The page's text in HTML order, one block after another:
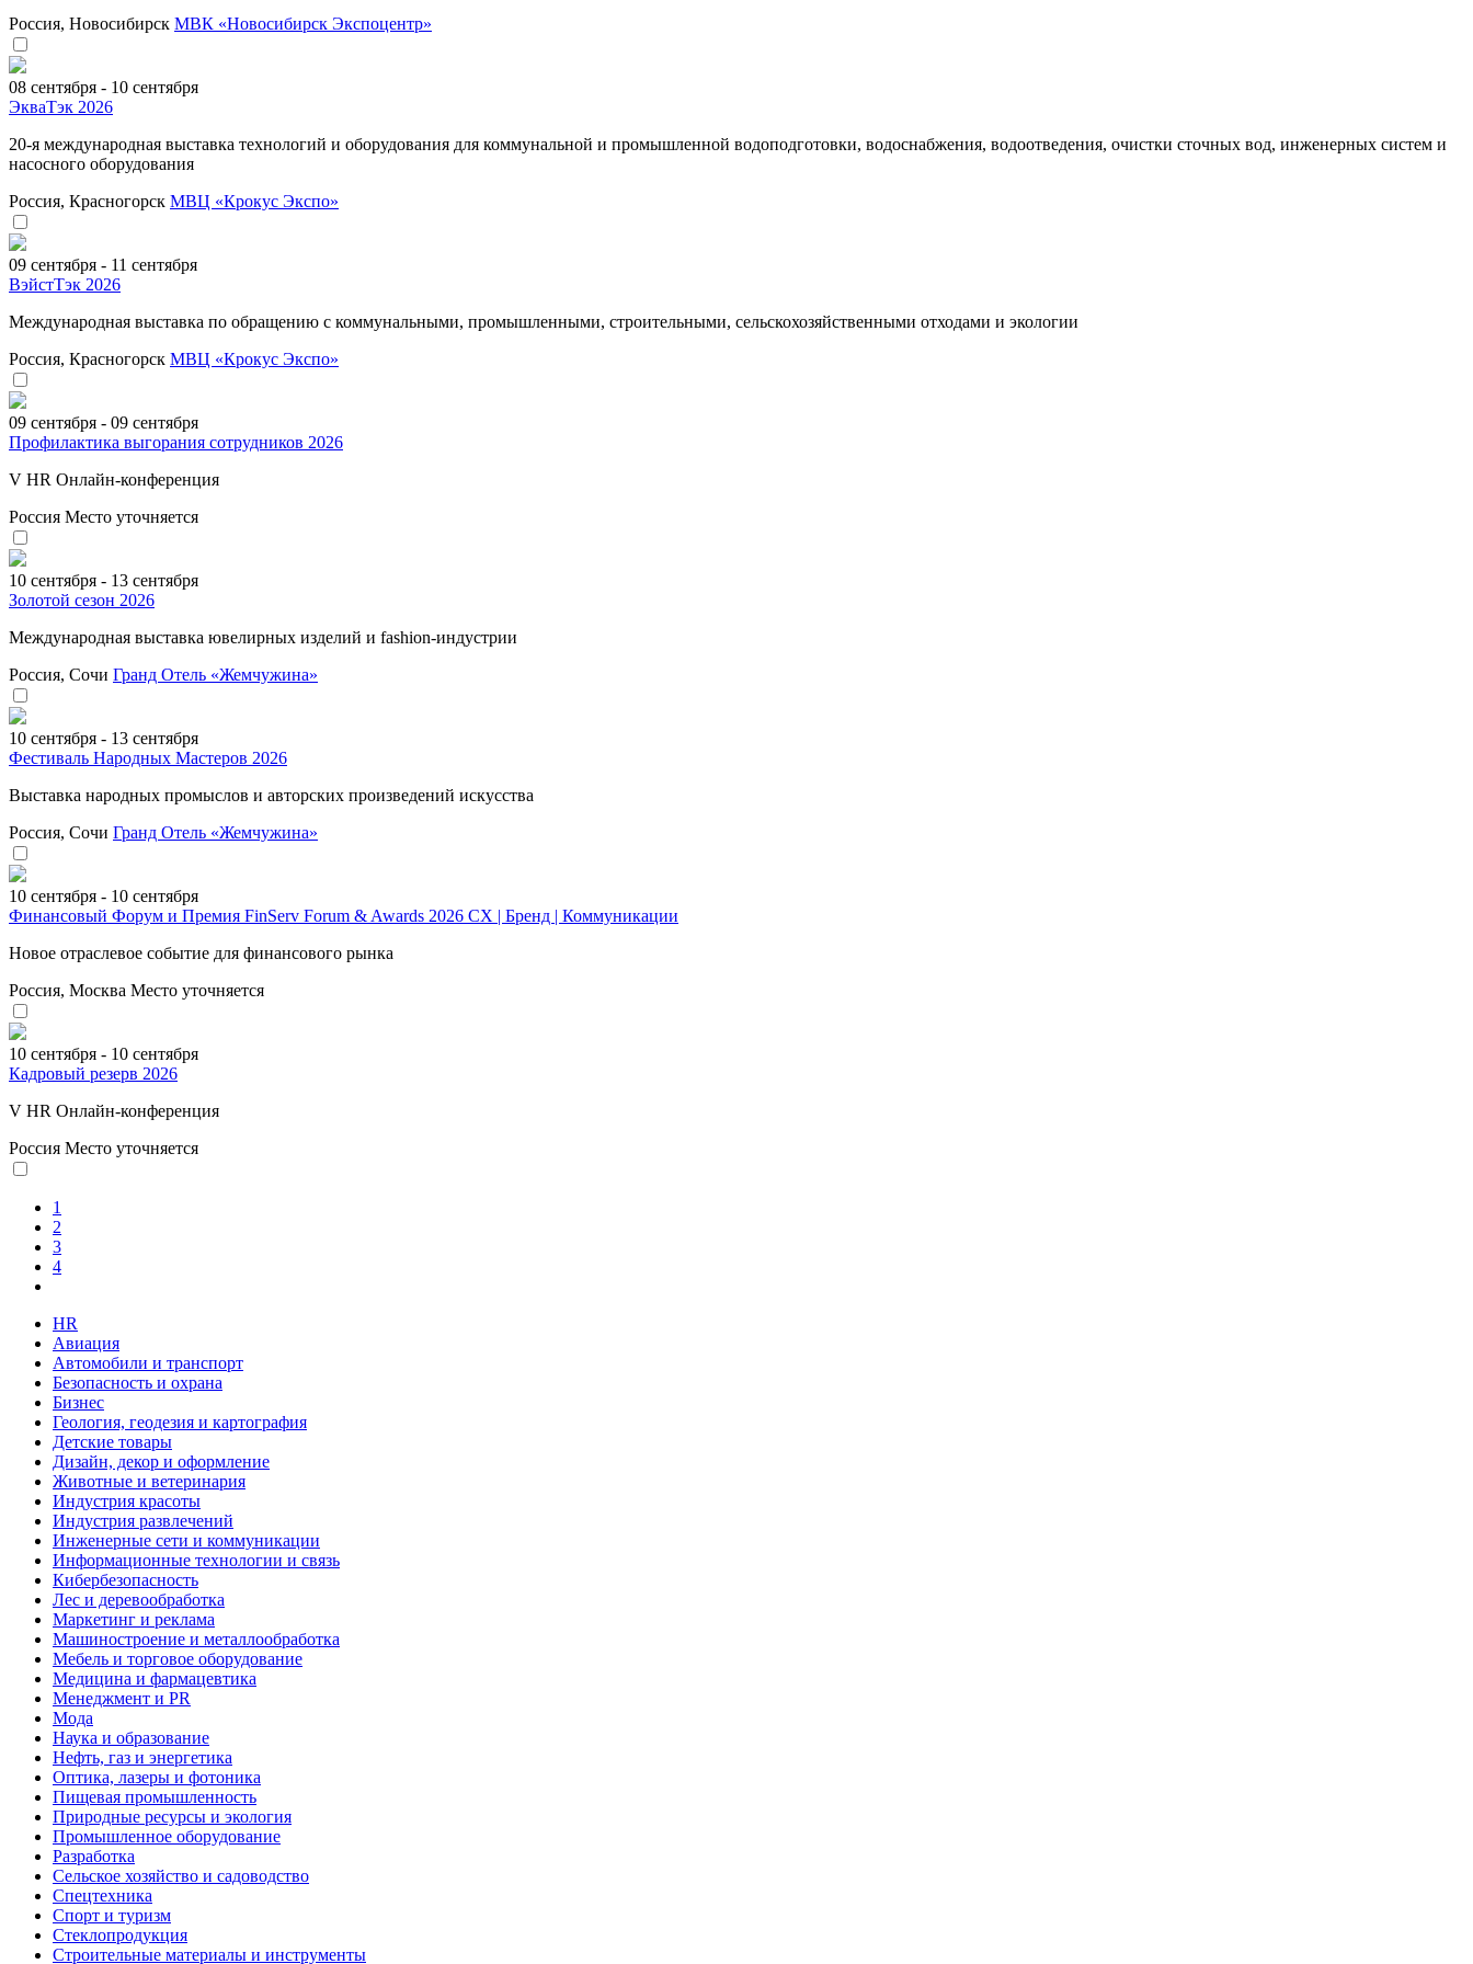
Россия, Новосибирск МВК «Новосибирск Экспоцентр»
08 сентября - 10 сентября
ЭкваТэк 2026
20-я международная выставка технологий и оборудования для коммунальной и промышленной водоподготовки, водоснабжения, водоотведения, очистки сточных вод, инженерных систем и
насосного оборудования
Россия, Красногорск МВЦ «Крокус Экспо»
09 сентября - 11 сентября
ВэйстТэк 2026
Международная выставка по обращению с коммунальными, промышленными, строительными, сельскохозяйственными отходами и экологии
Россия, Красногорск МВЦ «Крокус Экспо»
09 сентября - 09 сентября
Профилактика выгорания сотрудников 2026
V HR Онлайн-конференция
Россия Место уточняется
10 сентября - 13 сентября
Золотой сезон 2026
Mеждународная выставка ювелирных изделий и fashion-индустрии
Россия, Сочи Гранд Отель «Жемчужина»
10 сентября - 13 сентября
Фестиваль Народных Мастеров 2026
Выставка народных промыслов и авторских произведений искусства
Россия, Сочи Гранд Отель «Жемчужина»
10 сентября - 10 сентября
Финансовый Форум и Премия FinServ Forum & Awards 2026 CX | Бренд | Коммуникации
Новое отраслевое событие для финансового рынка
Россия, Москва Место уточняется
10 сентября - 10 сентября
Кадровый резерв 2026
V HR Онлайн-конференция
Россия Место уточняется
1
2
3
4
HR
Авиация
Автомобили и транспорт
Безопасность и охрана
Бизнес
Геология, геодезия и картография
Детские товары
Дизайн, декор и оформление
Животные и ветеринария
Индустрия красоты
Индустрия развлечений
Инженерные сети и коммуникации
Информационные технологии и связь
Кибербезопасность
Лес и деревообработка
Маркетинг и реклама
Машиностроение и металлообработка
Мебель и торговое оборудование
Медицина и фармацевтика
Менеджмент и PR
Мода
Наука и образование
Нефть, газ и энергетика
Оптика, лазеры и фотоника
Пищевая промышленность
Природные ресурсы и экология
Промышленное оборудование
Разработка
Сельское хозяйство и садоводство
Спецтехника
Спорт и туризм
Стеклопродукция
Строительные материалы и инструменты